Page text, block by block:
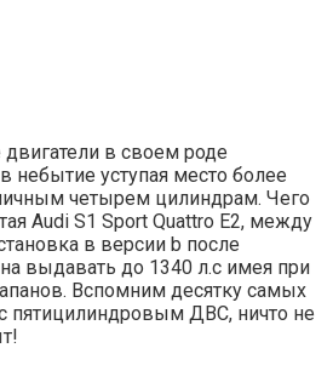
двигатели в своем роде
небытие уступая место более
четырем цилиндрам. Чего
Audi S1 Sport Quattro E2, между
в версии b после
выдавать до 1340 л.с имея при
Вспомним десятку самых
пятицилиндровым ДВС, ничто не